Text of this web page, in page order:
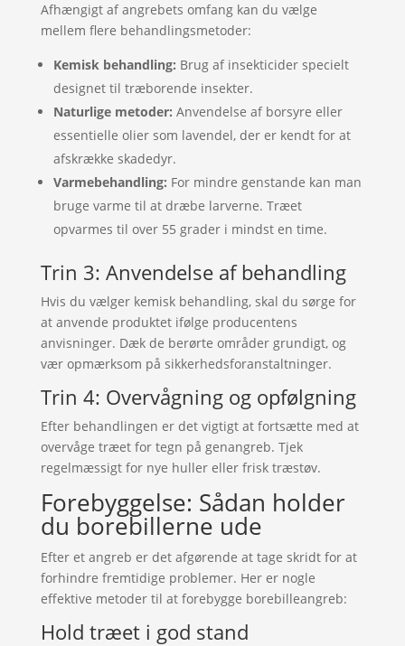
Afhængigt af angrebets omfang kan du vælge
mellem flere behandlingsmetoder:
Kemisk behandling: Brug af insekticider specielt
designet til træborende insekter.
Naturlige metoder: Anvendelse af borsyre eller
essentielle olier som lavendel, der er kendt for at
afskrække skadedyr.
Varmebehandling: For mindre genstande kan man
bruge varme til at dræbe larverne. Træet
opvarmes til over 55 grader i mindst en time.
Trin 3: Anvendelse af behandling
Hvis du vælger kemisk behandling, skal du sørge for
at anvende produktet ifølge producentens
anvisninger. Dæk de berørte områder grundigt, og
vær opmærksom på sikkerhedsforanstaltninger.
Trin 4: Overvågning og opfølgning
Efter behandlingen er det vigtigt at fortsætte med at
overvåge træet for tegn på genangreb. Tjek
regelmæssigt for nye huller eller frisk træstøv.
Forebyggelse: Sådan holder
du borebillerne ude
Efter et angreb er det afgørende at tage skridt for at
forhindre fremtidige problemer. Her er nogle
effektive metoder til at forebygge borebilleangreb:
Hold træet i god stand